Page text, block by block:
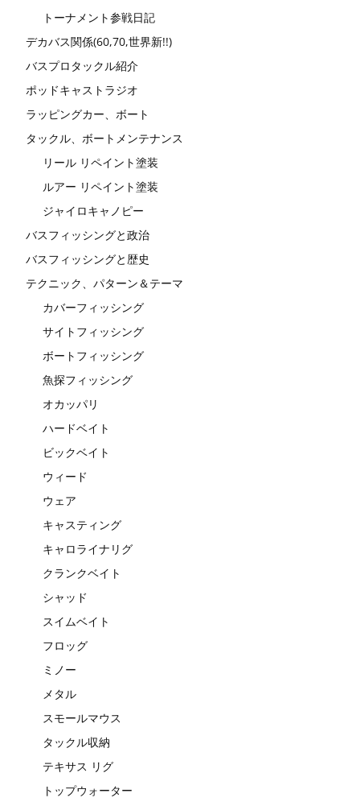
トーナメント参戦日記
デカバス関係(60,70,世界新!!)
バスプロタックル紹介
ポッドキャストラジオ
ラッピングカー、ボート
タックル、ボートメンテナンス
リール リペイント塗装
ルアー リペイント塗装
ジャイロキャノピー
バスフィッシングと政治
バスフィッシングと歴史
テクニック、パターン＆テーマ
カバーフィッシング
サイトフィッシング
ボートフィッシング
魚探フィッシング
オカッパリ
ハードベイト
ビックベイト
ウィード
ウェア
キャスティング
キャロライナリグ
クランクベイト
シャッド
スイムベイト
フロッグ
ミノー
メタル
スモールマウス
タックル収納
テキサス リグ
トップウォーター